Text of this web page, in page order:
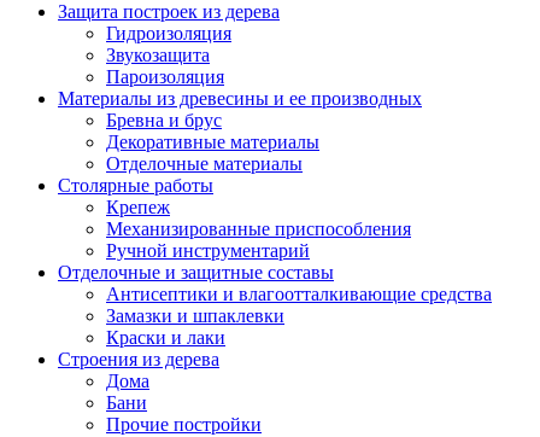
Защита построек из дерева
Гидроизоляция
Звукозащита
Пароизоляция
Материалы из древесины и ее производных
Бревна и брус
Декоративные материалы
Отделочные материалы
Столярные работы
Крепеж
Механизированные приспособления
Ручной инструментарий
Отделочные и защитные составы
Антисептики и влагоотталкивающие средства
Замазки и шпаклевки
Краски и лаки
Строения из дерева
Дома
Бани
Прочие постройки